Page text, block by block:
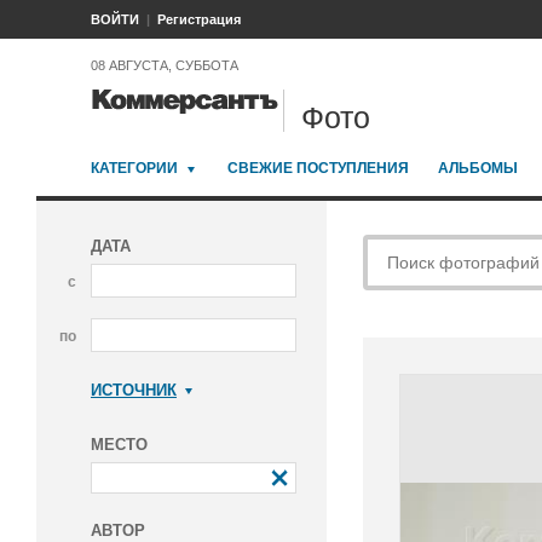
ВОЙТИ Регистрация
08 АВГУСТА, СУББОТА
Фото
КАТЕГОРИИ СВЕЖИЕ ПОСТУПЛЕНИЯ АЛЬБОМЫ
ДАТА
с
по
ИСТОЧНИК
МЕСТО
АВТОР